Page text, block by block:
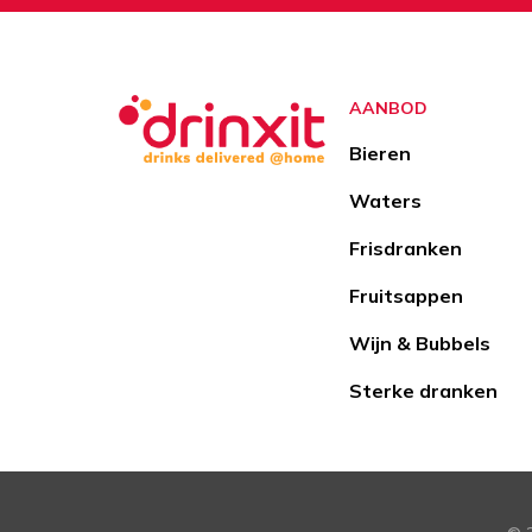
AANBOD
Bieren
Waters
Frisdranken
Fruitsappen
Wijn & Bubbels
Sterke dranken